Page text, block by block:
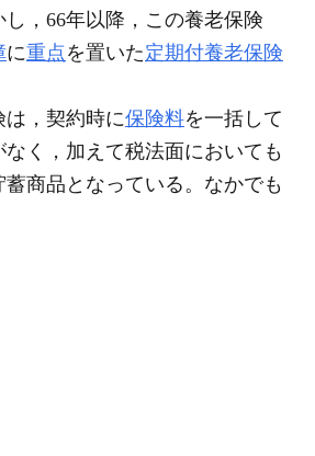
，66年以降，この養老保険
に重点 を置いた定期付養老保険
，契約時に保険料を一括して
く，加えて税法面においても
蓄商品となっている。なかでも